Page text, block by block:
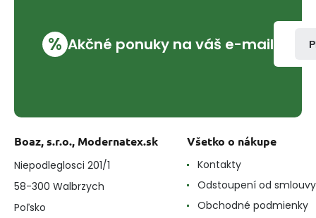
% Akčné ponuky na váš e-mail
Boaz, s.r.o., Modernatex.sk
Niepodleglosci 201/1
58-300 Walbrzych
Poľsko
Všetko o nákupe
Kontakty
Odstoupení od smlouvy
Obchodné podmienky